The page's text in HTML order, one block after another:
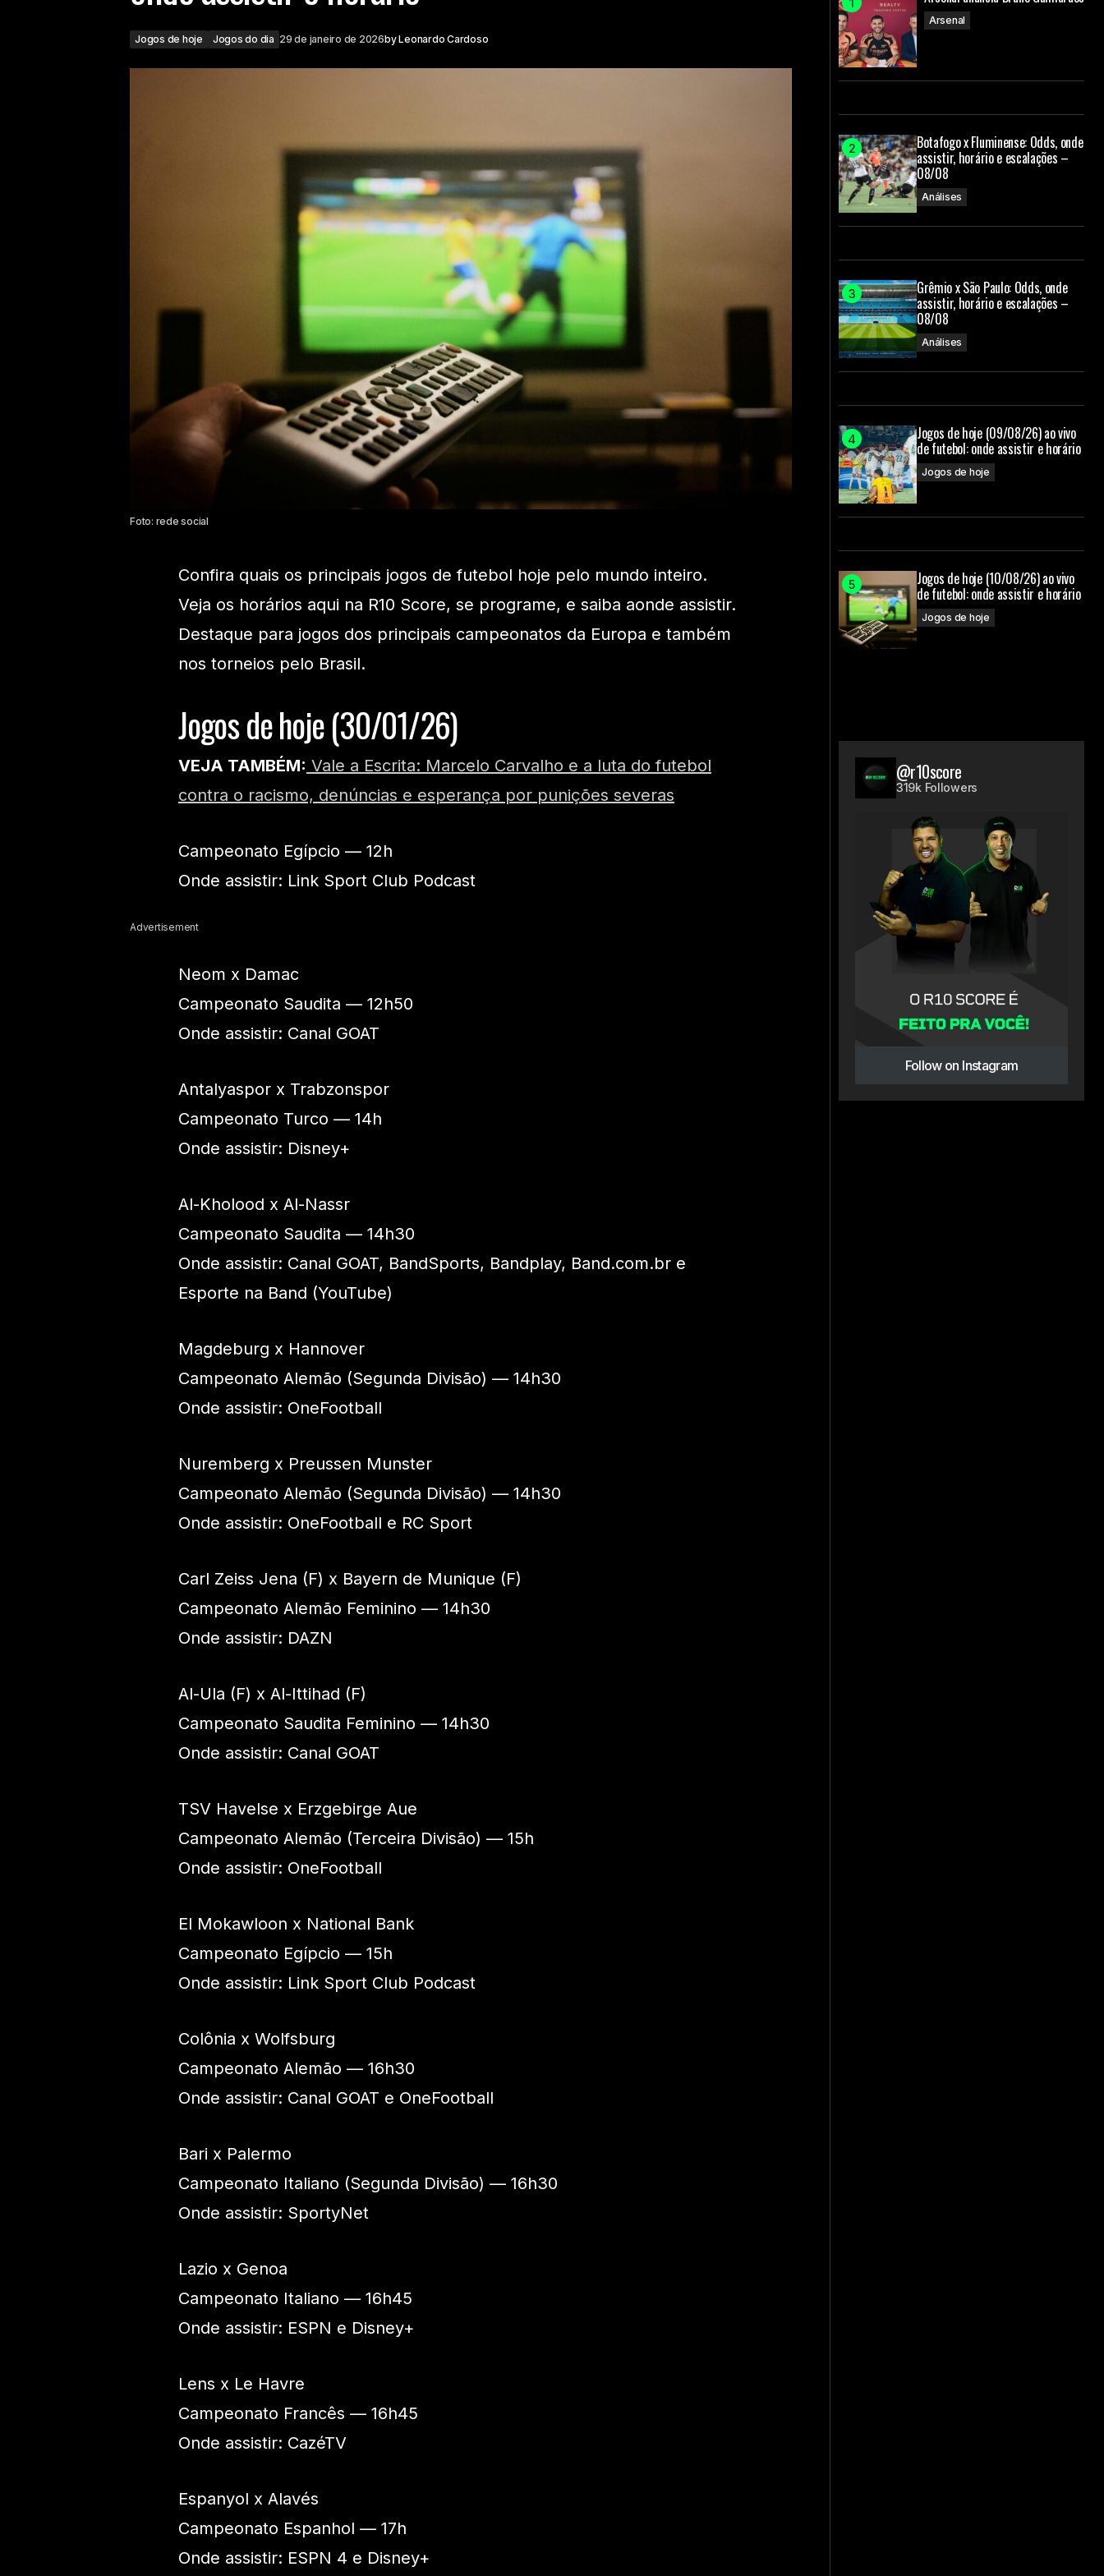
Jogos de hoje Jogos do dia 29 de janeiro de 2026byLeonardo Cardoso
Foto: rede social
Confira quais os principais jogos de futebol hoje pelo mundo inteiro.
Veja os horários aqui na R10 Score, se programe, e saiba aonde assistir.
Destaque para jogos dos principais campeonatos da Europa e também
nos torneios pelo Brasil.
Jogos de hoje (30/01/26)
VEJA TAMBÉM: Vale a Escrita: Marcelo Carvalho e a luta do futebol
contra o racismo, denúncias e esperança por punições severas
Campeonato Egípcio — 12h
Onde assistir: Link Sport Club Podcast
Advertisement
Neom x Damac
Campeonato Saudita — 12h50
Onde assistir: Canal GOAT
Antalyaspor x Trabzonspor
Campeonato Turco — 14h
Onde assistir: Disney+
Al-Kholood x Al-Nassr
Campeonato Saudita — 14h30
Onde assistir: Canal GOAT, BandSports, Bandplay, Band.com.br e
Esporte na Band (YouTube)
Magdeburg x Hannover
Campeonato Alemão (Segunda Divisão) — 14h30
Onde assistir: OneFootball
Nuremberg x Preussen Munster
Campeonato Alemão (Segunda Divisão) — 14h30
Onde assistir: OneFootball e RC Sport
Carl Zeiss Jena (F) x Bayern de Munique (F)
Campeonato Alemão Feminino — 14h30
Onde assistir: DAZN
Al-Ula (F) x Al-Ittihad (F)
Campeonato Saudita Feminino — 14h30
Onde assistir: Canal GOAT
TSV Havelse x Erzgebirge Aue
Campeonato Alemão (Terceira Divisão) — 15h
Onde assistir: OneFootball
El Mokawloon x National Bank
Campeonato Egípcio — 15h
Onde assistir: Link Sport Club Podcast
Colônia x Wolfsburg
Campeonato Alemão — 16h30
Onde assistir: Canal GOAT e OneFootball
Bari x Palermo
Campeonato Italiano (Segunda Divisão) — 16h30
Onde assistir: SportyNet
Lazio x Genoa
Campeonato Italiano — 16h45
Onde assistir: ESPN e Disney+
Lens x Le Havre
Campeonato Francês — 16h45
Onde assistir: CazéTV
Espanyol x Alavés
Campeonato Espanhol — 17h
Onde assistir: ESPN 4 e Disney+
Arsenal
Botafogo x Fluminense: Odds, onde
assistir, horário e escalações –
08/08
Análises
Grêmio x São Paulo: Odds, onde
assistir, horário e escalações –
08/08
Análises
Jogos de hoje (09/08/26) ao vivo
de futebol: onde assistir e horário
Jogos de hoje
Jogos de hoje (10/08/26) ao vivo
de futebol: onde assistir e horário
Jogos de hoje
@r10score
319k Followers
Follow on Instagram